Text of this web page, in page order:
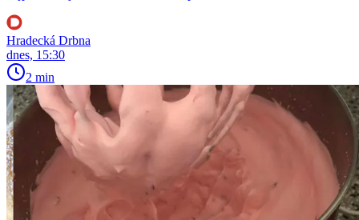
Hradecká Drbna
dnes, 15:30
2 min